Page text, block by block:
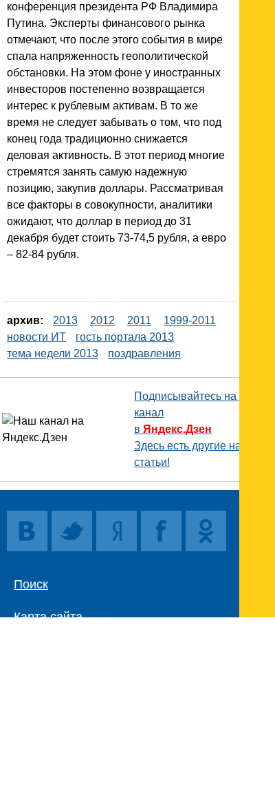
конференция президента РФ Владимира
Путина. Эксперты финансового рынка
отмечают, что после этого события в мире
спала напряженность геополитической
обстановки. На этом фоне у иностранных
инвесторов постепенно возвращается
интерес к рублевым активам. В то же
время не следует забывать о том, что под
конец года традиционно снижается
деловая активность. В этот период многие
стремятся занять самую надежную
позицию, закупив доллары. Рассматривая
все факторы в совокупности, аналитики
ожидают, что доллар в период до 31
декабря будет стоить 73-74,5 рубля, а евро
– 82-84 рубля.
архив: 2013 2012 2011
1999-2011
новости ИТ
гость портала 2013
тема недели 2013
поздравления
Подписывайтесь на наш
канал
в Яндекс.Дзен
Здесь есть другие наши
статьи!
Поиск
Карта сайта